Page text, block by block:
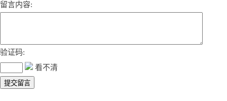
留言内容:
验证码:
看不清